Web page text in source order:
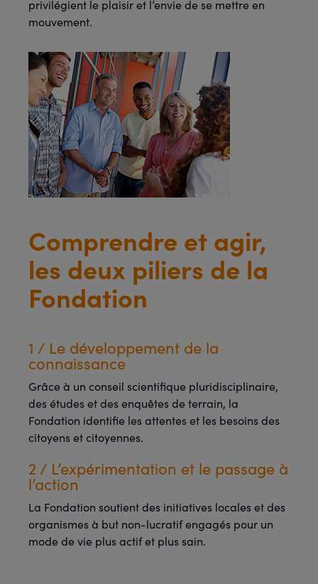
privilégient le plaisir et l’envie de se mettre en
mouvement.
Comprendre et agir,
les deux piliers de la
Fondation
1 / Le développement de la
connaissance
Grâce à un conseil scientifique pluridisciplinaire,
des études et des enquêtes de terrain, la
Fondation identifie les attentes et les besoins des
citoyens et citoyennes.
2 / L’expérimentation et le passage à
l’action
La Fondation soutient des initiatives locales et des
organismes à but non-lucratif engagés pour un
mode de vie plus actif et plus sain.